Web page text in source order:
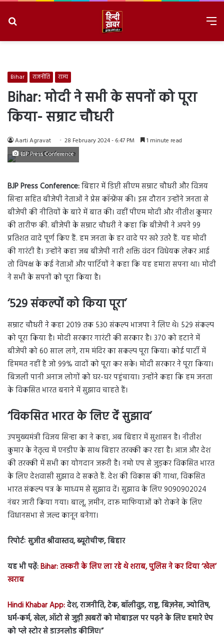
Bihar राजनीति राज्य
Bihar: मोदी ने सभी के सपनों को पूरा
किया- सम्राट चौधरी
Aarti Agravat 28 February 2024 - 6:47 PM 1 minute read
BJP Press Conference
BJP Press Conference:बिहार में डिप्टी सीएम सम्राट चौधरी और विजय
सिन्हा सहित बीजेपी नेताओं ने प्रेस कॉन्फ्रेंस की। इस दौरान उन्होंने जनता से
बीजेपी की नीतियों के बारे में बात की। वहीं पीएम मोदी और नीतीश कुमार
की तारीफ की. बीजेपी के सम्राट चौधरी ने कहा कि बीजेपी ने अपने 99
प्रतिशत वादे पूर्ण किए हैं. हम जनता के हर वादे पर खरे उतरे हैं. यह मोदी
की गारंटी है। उन्होंने कहा जब बीजेपी नारी शक्ति वंदन विधेयक लेकर आई
तो विपक्ष के कई नेताओं और पार्टियों ने कहा कि यह हमारा सपना था। मोदी
ने सभी के सपनों को पूरा किया है।
‘529 संकल्पों को किया पूरा’
सम्राट चौधरी ने कहा 2019 तक 530 संकल्प भाजपा ने लिए थे। 529 संकल्प
को पूरा किया है। मोदी सरकार गारंटी की सरकार है। 370 को हटाने में
बीजेपी को 60 साल लगे, राम मंदिर का सकल्प पूरा किया। कोई पार्टी में
हिममत नहीं है जो 99% वादों को पूरा कर सके। मोदी सरकार ने पूरा किया।
बिजली पानी अनाज लोगों को घर-घर पहुंचाया। उन्होंने कहा कि हम जनता
के विकसित भारत बनाने में सुझाव चाहते हैं।
‘विकसित भारत के लिए दें सुझाव’
उपमुख्यमंत्री विजय सिन्हा का ने कहा, अब बिहार में सुशासन है। नीतीश
कुमार के नेतृत्व में एनडीए के साथ बिहार तरक्की कर रहा है। आज और देश
की तरक्की में सभी का योगदान जरूरी है। नमो एप से जुड़कर विकसित भारत
के लिए देशवासी सुझाव दे सकते हैं. देश की विकास की गाथा, विकसित
भारत संकल्प पत्र के माध्यम से सुझाव दें। सुझाव के लिए 9090902024
नंबर जारी किया गया। बालू, ज़मीन, दारू माफियाओं को रोकने के लिए
विधानसभा से जल्द कानून बनेगा।
रिपोर्टः सुजीत श्रीवास्तव, ब्यूरोचीफ, बिहार
यह भी पढ़ें:Bihar: तस्करी के लिए ला रहे थे शराब, पुलिस ने कर दिया ‘खेल’
खराब
Hindi Khabar App:देश, राजनीति, टेक, बॉलीवुड, राष्ट्र, बिज़नेस, ज्योतिष,
धर्म-कर्म, खेल, ऑटो से जुड़ी ख़बरों को मोबाइल पर पढ़ने के लिए हमारे ऐप
को प्ले स्टोर से डाउनलोड कीजिए।”